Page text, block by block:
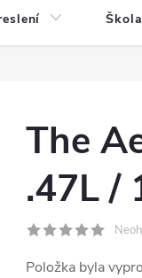
Škola
The
.47L /
Položka byla